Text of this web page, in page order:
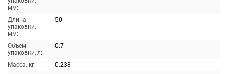
мм:
Длина
упаковки,
мм:
50
Объем
упаковки, л:
0.7
Масса, кг:
0.238